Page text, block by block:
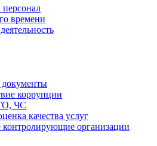
времени
коррупции
ЧС
качества услуг
организации